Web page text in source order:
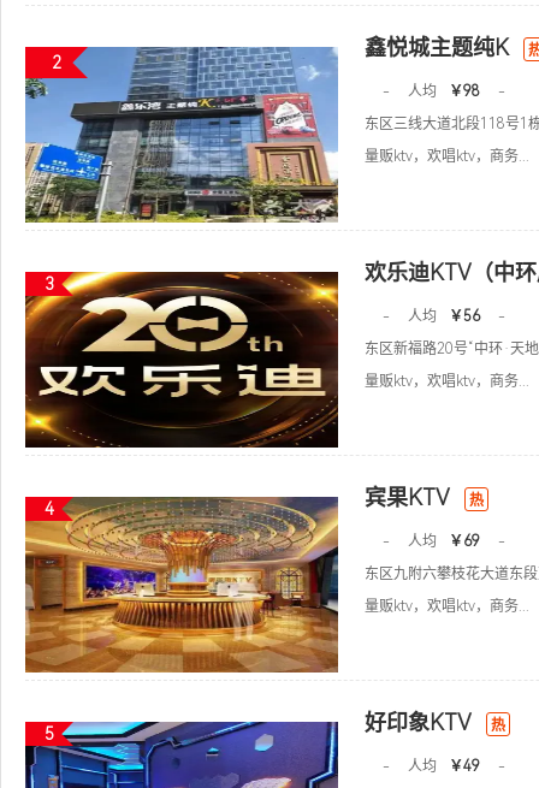
2
鑫悦城主题纯K
- 人均 ￥98
-
东区三线大道北段118号1
量贩ktv，欢唱ktv，商务...
3 欢乐迪KTV（中
- 人均 ￥56
-
东区新福路20号“中环·天
量贩ktv，欢唱ktv，商务...
4 宾果KTV 热
- 人均 ￥69
-
东区九附六攀枝花大道东
量贩ktv，欢唱ktv，商务...
5 好印象KTV 热
- 人均 ￥49
-